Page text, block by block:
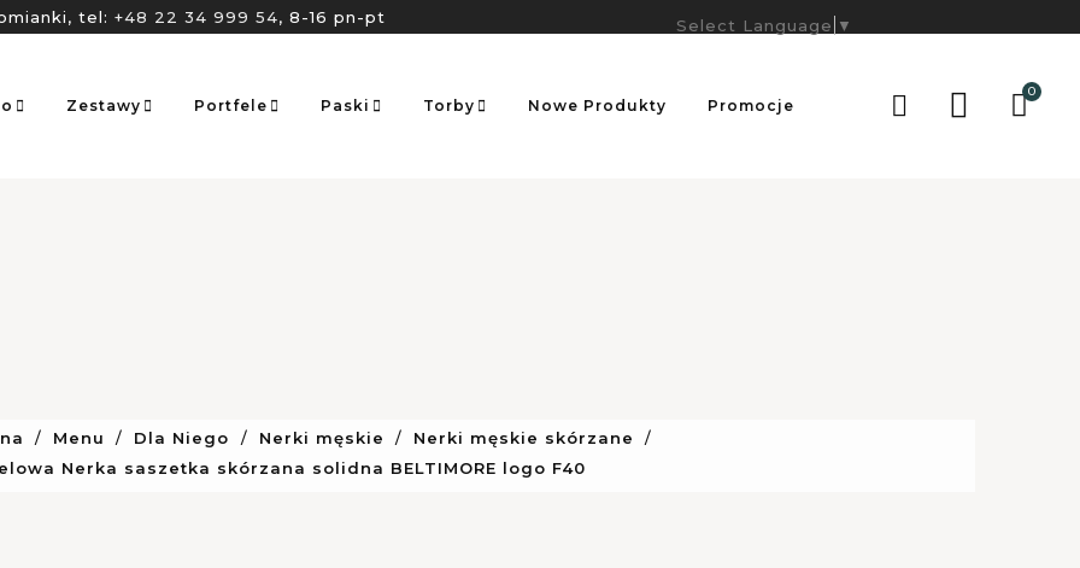
tel: +48 22 34 999 54, 8-16 pn-pt
0

Zestawy Portfele Paski Torby Nowe Produkty Promocje
Select Language ▼
Menu Dla Niego Nerki męskie
Nerki męskie skórzane
Nerka saszetka skórzana solidna BELTIMORE logo F40